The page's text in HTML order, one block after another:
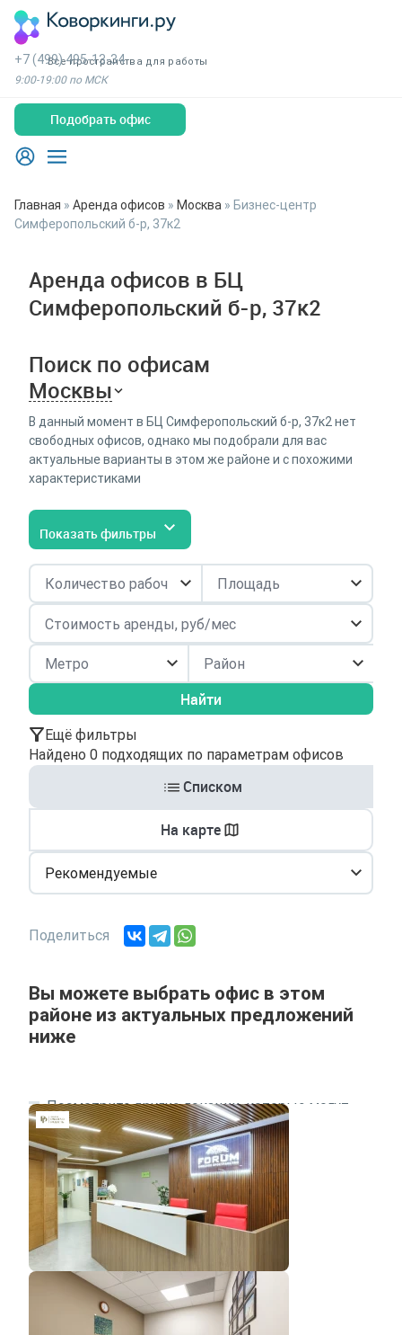
Все пространства для работы
+7 (499) 495-13-34
9:00-19:00 по МСК
Подобрать офис
Главная » Аренда офисов » Москва » Бизнес-центр
Симферопольский б-р, 37к2
Аренда офисов в БЦ
Симферопольский б-р, 37к2
Поиск по офисам
Москвы
В данный момент в БЦ Симферопольский б-р, 37к2 нет
свободных офисов, однако мы подобрали для вас
актуальные варианты в этом же районе и с похожими
характеристиками
Показать фильтры
Район
Найти
Ещё фильтры
Найдено 0 подходящих по параметрам офисов
Списком
На карте
Рекомендуемые
Поделиться
Вы можете выбрать офис в этом
районе из актуальных предложений
ниже
Посмотрите другие локации, которые могут
подходить под ваш запрос